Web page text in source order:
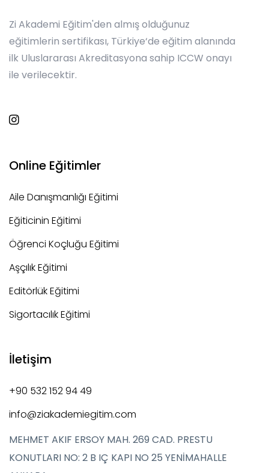
Zi Akademi Eğitim'den almış olduğunuz
eğitimlerin sertifikası, Türkiye‘de eğitim alanında
ilk Uluslararası Akreditasyona sahip ICCW onayı
ile verilecektir.
Online Eğitimler
Aile Danışmanlığı Eğitimi
Eğiticinin Eğitimi
Öğrenci Koçluğu Eğitimi
Aşçılık Eğitimi
Editörlük Eğitimi
Sigortacılık Eğitimi
İletişim
+90 532 152 94 49
info@ziakademiegitim.com
MEHMET AKIF ERSOY MAH. 269 CAD. PRESTU
KONUTLARI NO: 2 B IÇ KAPI NO 25 YENİMAHALLE